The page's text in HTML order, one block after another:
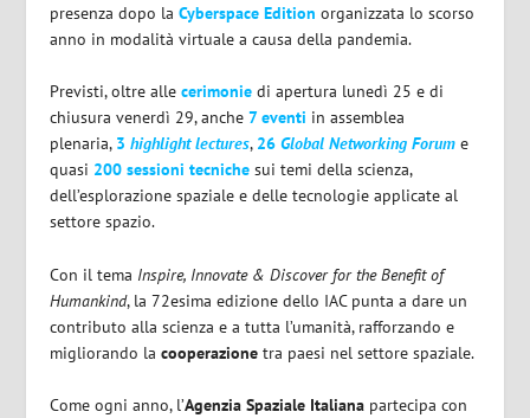
presenza dopo la Cyberspace Edition organizzata lo scorso
anno in modalità virtuale a causa della pandemia.
Previsti, oltre alle cerimonie di apertura lunedì 25 e di
chiusura venerdì 29, anche 7 eventi in assemblea
plenaria, 3highlight lectures, 26Global Networking Forum e
quasi 200 sessioni tecniche sui temi della scienza,
dell’esplorazione spaziale e delle tecnologie applicate al
settore spazio.
Con il tema Inspire, Innovate & Discover for the Benefit of
Humankind, la 72esima edizione dello IAC punta a dare un
contributo alla scienza e a tutta l’umanità, rafforzando e
migliorando lacooperazione tra paesi nel settore spaziale.
Come ogni anno, l’Agenzia Spaziale Italiana partecipa con